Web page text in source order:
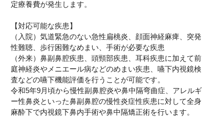
定療養費が発生します。
【対応可能な疾患】
（入院）気道緊急のない急性扁桃炎、顔面神経麻痺、突発
性難聴、歩行困難なめまい、手術が必要な疾患
（外来）鼻副鼻腔疾患、頭頸部疾患、耳科疾患に加えて前
庭神経炎やメニエール病などのめまい疾患、嚥下内視鏡検
査などの嚥下機能評価を行うことが可能です。
令和5年9月頃から慢性副鼻腔炎や鼻中隔弯曲症、アレルギ
ー性鼻炎といった鼻副鼻腔の慢性炎症性疾患に対して全身
麻酔下で内視鏡下鼻内手術や鼻中隔矯正術を行います。